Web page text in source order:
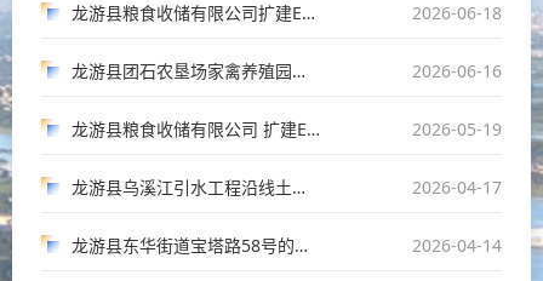
龙游县粮食收储有限公司扩建E区10号等4处资产网上竞价招租（重招） 2026-06-18
龙游县团石农垦场家禽养殖园区建设项目鸡舍承包 2026-06-16
龙游县粮食收储有限公司 扩建E区3号等8处资产网上竞价招租 2026-05-19
龙游县乌溪江引水工程沿线土地流转竞价流转招租（三次） 2026-04-17
龙游县东华街道宝塔路58号的东山仓库8#楼招租 2026-04-14